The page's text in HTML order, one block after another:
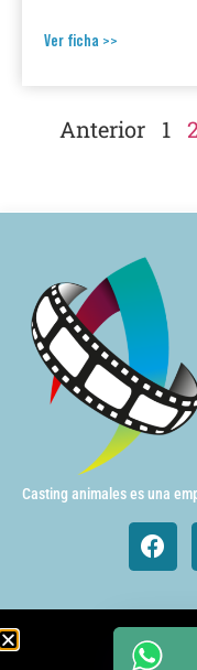
Ver ficha >>
Anterior 1
Casting animales es una